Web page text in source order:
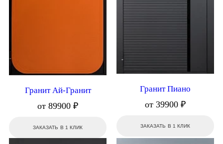
Гранит Ай-Гранит
от 89900 ₽
ЗАКАЗАТЬ В 1 КЛИК
Гранит Пиано
от 39900 ₽
ЗАКАЗАТЬ В 1 КЛИК